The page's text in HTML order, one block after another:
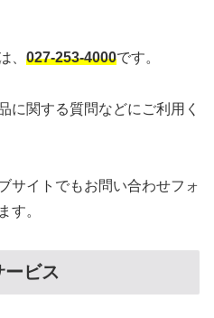
、 027-253-4000です。
に関する質問などにご利用く
サイトでもお問い合わせフォ
す。
ービス